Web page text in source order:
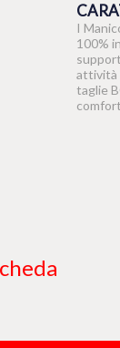
I
100%
attività
taglie